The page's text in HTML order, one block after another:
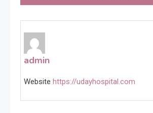
admin
Website https://udayhospital.com